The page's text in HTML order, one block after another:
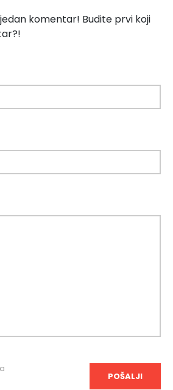
komentar! Budite prvi koji
POŠALJI